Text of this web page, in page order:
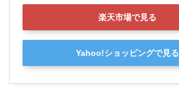
楽天市場で見る
Yahoo!ショッピングで見る